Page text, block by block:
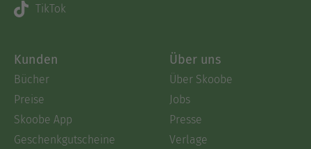
TikTok
Kunden
Bücher
Preise
Skoobe App
Geschenkgutscheine
Über uns
Über Skoobe
Jobs
Presse
Verlage